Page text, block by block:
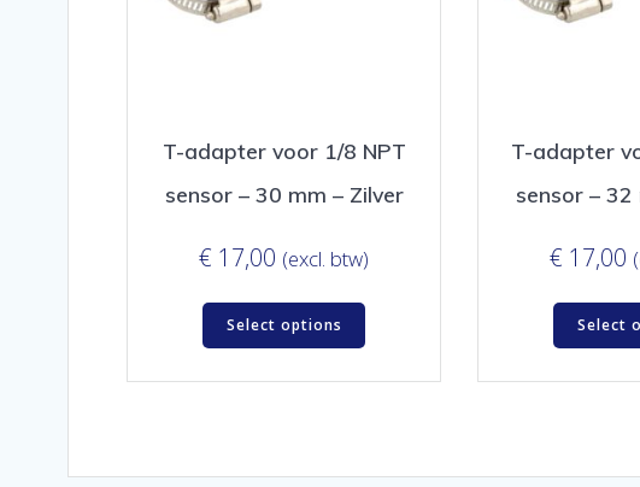
T-adapter voor 1/8 NPT
sensor – 30 mm – Zilver
€ 17,00 (excl. btw)
Select options
T-adapter
sensor – 32
€ 17,00
Select